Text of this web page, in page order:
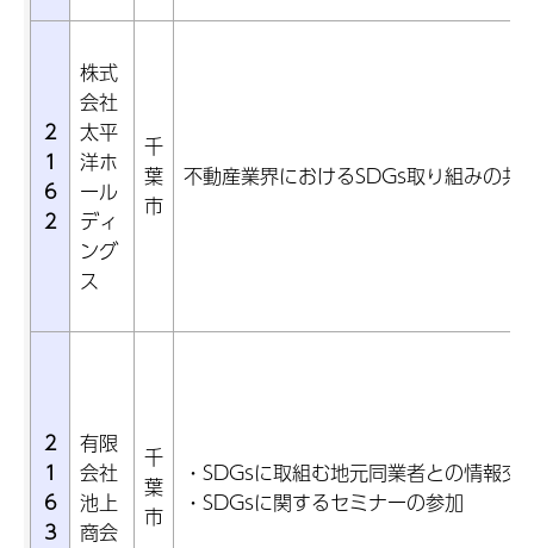
2
1
6
2
株式
会社
太平
洋ホ
ール
ディ
ング
ス
千
葉
市
不動産業界におけるSDGs取り組みの共
2
1
6
3
有限
会社
池上
商会
千
葉
市
・SDGsに取組む地元同業者との情報交
・SDGsに関するセミナーの参加